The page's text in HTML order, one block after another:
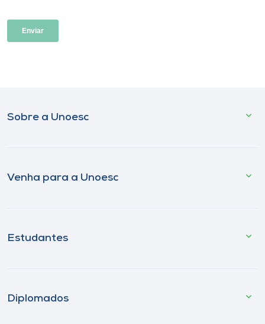
Sobre a Unoesc
Venha para a Unoesc
Estudantes
Diplomados